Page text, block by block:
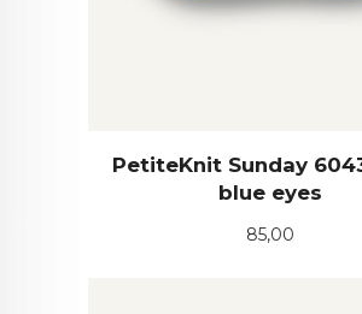
PetiteKnit Sunday
blue eyes
Pris
85,00